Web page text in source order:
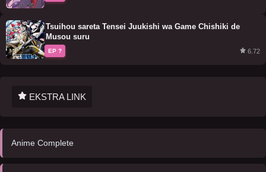
Tsuihou sareta Tensei Juukishi wa Game Chishiki de
Musou suru
EP ? 6.72
EKSTRA LINK
Anime Complete